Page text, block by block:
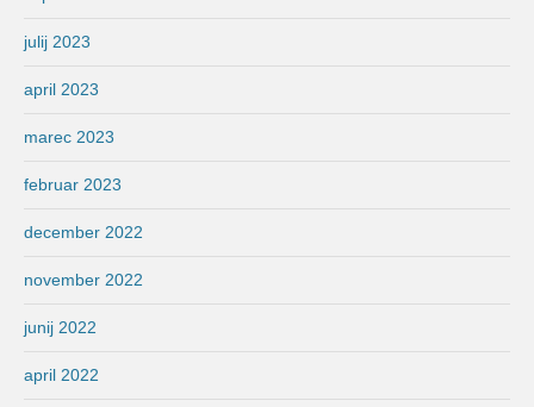
julij 2023
april 2023
marec 2023
februar 2023
december 2022
november 2022
junij 2022
april 2022